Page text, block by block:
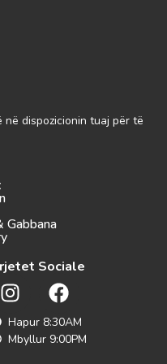
në dispozicionin tuaj për të
Gabbana
Sociale
Hapur 8:30AM
Mbyllur 9:00PM